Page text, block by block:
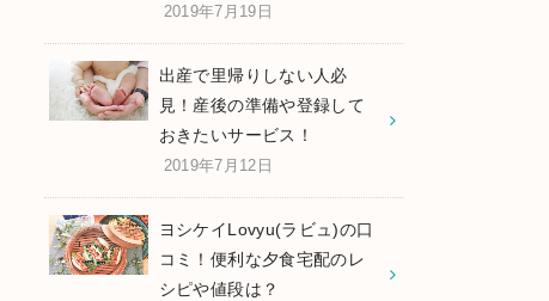
2019年7月19日
出産で里帰りしない人必
見！産後の準備や登録して
おきたいサービス！
2019年7月12日
ヨシケイLovyu(ラビュ)の口
コミ！便利な夕食宅配のレ
シピや値段は？